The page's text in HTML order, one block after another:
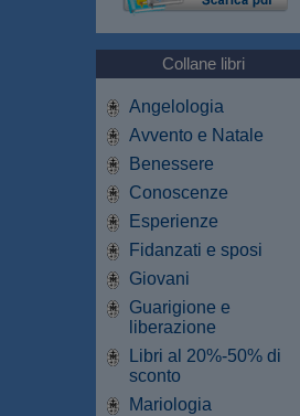
Collane libri
Angelologia
Avvento e Natale
Benessere
Conoscenze
Esperienze
Fidanzati e sposi
Giovani
Guarigione e
liberazione
Libri al 20%-50% di
sconto
Mariologia